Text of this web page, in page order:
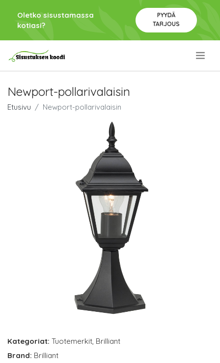
Oletko sisustamassa
kotiasi?
PYYDÄ
TARJOUS
Newport-pollarivalaisin
Etusivu Newport-pollarivalaisin
Kategoriat: Tuotemerkit, Brilliant
Brand: Brilliant